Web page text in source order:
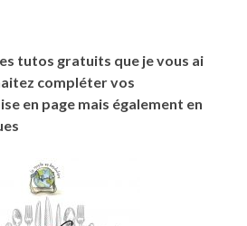
tutos gratuits que je vous ai
compléter vos
en page mais également en